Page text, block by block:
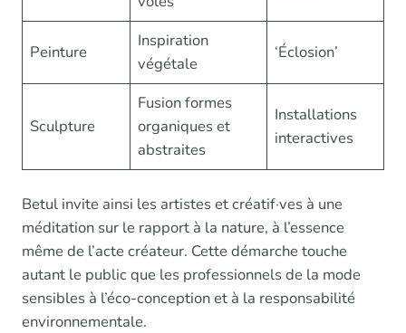
Peinture
Inspiration
végétale
‘Éclosion’
Sculpture
Fusion formes
organiques et
abstraites
Installations
interactives
Betul invite ainsi les artistes et créatif·ves à une
méditation sur le rapport à la nature, à l’essence
même de l’acte créateur. Cette démarche touche
autant le public que les professionnels de la mode
sensibles à l’éco-conception et à la responsabilité
environnementale.